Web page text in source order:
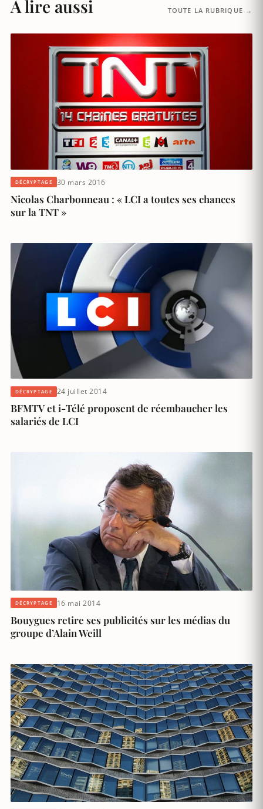
À lire aussi TOUTE LA RUBRIQUE →
DÉCRYPTAGE 30 mars 2016
Nicolas Charbonneau : « LCI a toutes ses chances
sur la TNT »
DÉCRYPTAGE 24 juillet 2014
BFMTV et i-Télé proposent de réembaucher les
salariés de LCI
DÉCRYPTAGE 16 mai 2014
Bouygues retire ses publicités sur les médias du
groupe d’Alain Weill